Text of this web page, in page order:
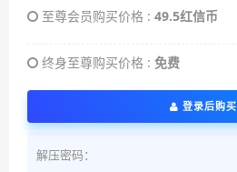
至尊会员购买价格 : 49.5红信币
终身至尊购买价格 : 免费
登录后购买
解压密码：